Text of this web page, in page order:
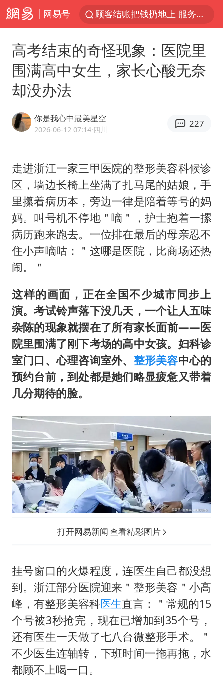
网易号
顾客结账把钱扔地上 服务员霸气扔回
被泰航拒载中国乘客：免费改签没兑现
陕西柞水遭遇暴雨五千余户群众转移
弹药库存告急 美军补货难
如何把百年大党建设得更加坚强有力
香港殿堂级填词人黎彼得因病离世 终年76岁
李亚鹏向地铁吐血女孩捐99999元
FIFA官方支持因凡蒂诺
41岁女子为鼓励女儿考上985研究生
恩比德变瘦引热议
总书记关心百姓身边这些民生大事
高考结束的奇怪现象：医院里
围满高中女生，家长心酸无奈
却没办法
你是我心中最美星空
2026-06-12 07:14·四川
227
走进浙江一家三甲医院的整形美容科候诊
区，墙边长椅上坐满了扎马尾的姑娘，手
里攥着病历本，旁边一律是陪着等号的妈
妈。叫号机不停地＂嘀＂，护士抱着一摞
病历跑来跑去。一位排在最后的母亲忍不
住小声嘀咕：＂这哪是医院，比商场还热
闹。＂
这样的画面，正在全国不少城市同步上
演。考试铃声落下没几天，一个让人五味
杂陈的现象就摆在了所有家长面前——医
院里围满了刚下考场的高中女孩。妇科诊
室门口、心理咨询室外、 整形美容中心的
预约台前，到处都是她们略显疲惫又带着
几分期待的脸。
打开网易新闻 查看精彩图片
挂号窗口的火爆程度，连医生自己都没想
到。浙江部分医院迎来＂整形美容＂小高
峰，有整形美容科医生直言：＂常规的15
个号被3秒抢完，现在已增加到35个号，
还有医生一天做了七八台微整形手术。＂
不少医生连轴转，下班时间一拖再拖，水
都顾不上喝一口。